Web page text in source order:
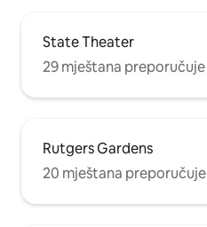
State Theater
29 mještana preporučuje
Rutgers Gardens
20 mještana preporučuje